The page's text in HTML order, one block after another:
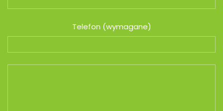
Telefon (wymagane)